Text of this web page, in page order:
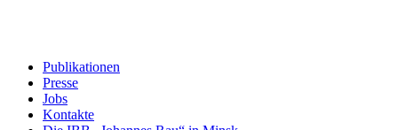
Publikationen
Presse
Jobs
Kontakte